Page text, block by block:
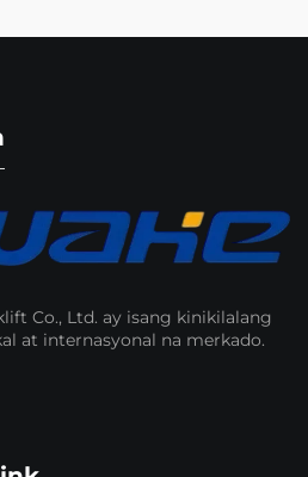
Co., Ltd. ay isang kinikilalang
at internasyonal na merkado.